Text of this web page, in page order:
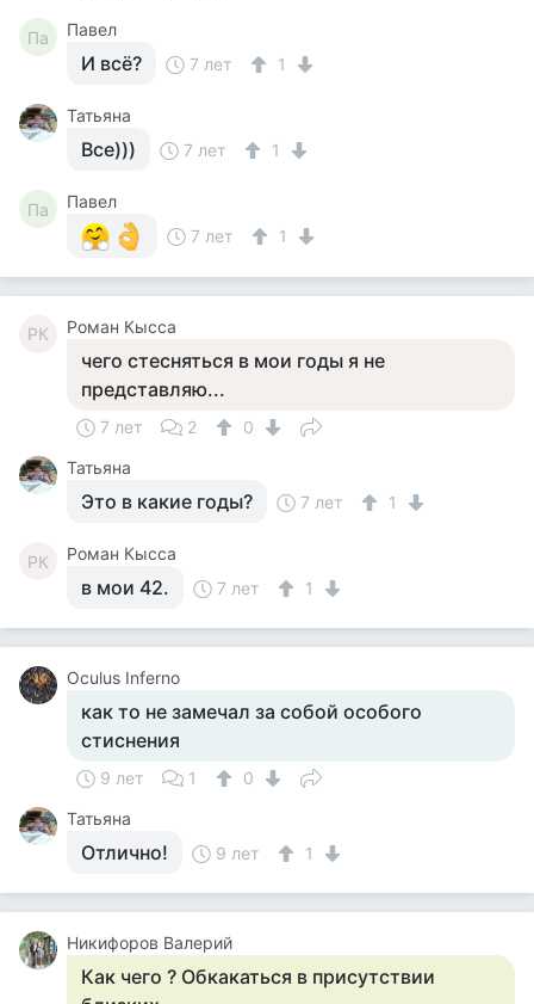
Па Павел
И всё? 7 лет 1
Татьяна
Все))) 7 лет 1
Па
Павел
7 лет
1
РК Роман Кысса
чего стесняться в мои годы я не
представляю...
7 лет 2
0
Татьяна
Это в какие годы? 7 лет 1
РК Роман Кысса
в мои 42. 7 лет 1
Оculus Inferno
как то не замечал за собой особого
стиснения
9 лет 1
0
Татьяна
Отлично! 9 лет 1
Никифоров Валерий
Как чего ? Обкакаться в присутствии